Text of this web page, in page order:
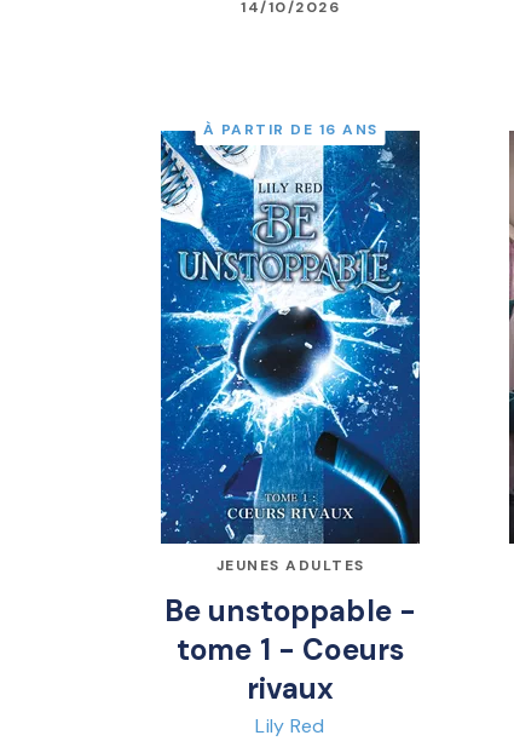
14/10/2026
À PARTIR DE 16 ANS
JEUNES ADULTES
Be unstoppable -
tome 1 - Coeurs
rivaux
Lily Red